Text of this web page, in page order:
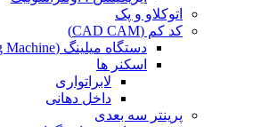
اتوکلاو و پک
کد کم (CAD CAM)
دستگاه میلینگ (Milling Machine)
اسکنر ها
لابراتواری
داخل دهانی
پرینتر سه بعدی